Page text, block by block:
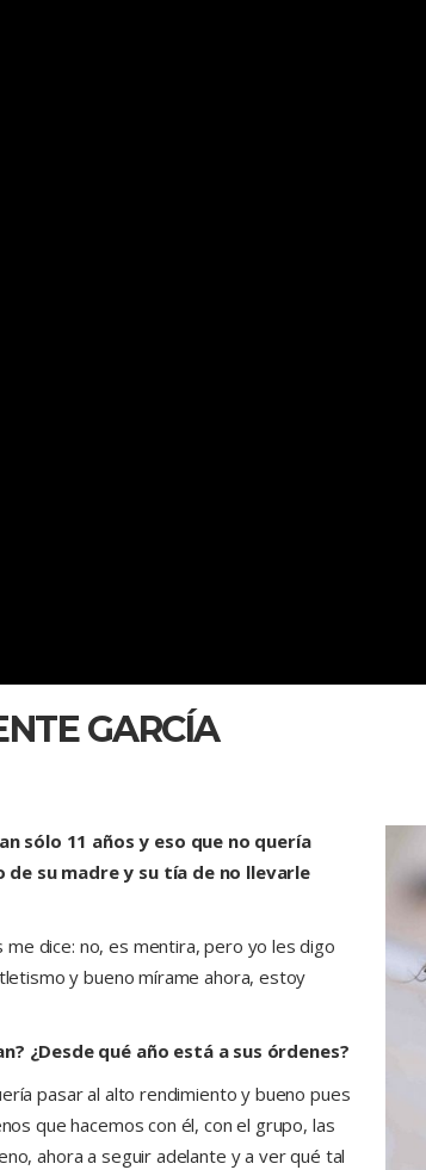
GARCÍA
sólo 11 años y eso que no quería
su madre y su tía de no llevarle
me dice: no, es mentira, pero yo les digo
y bueno mírame ahora, estoy
¿Desde qué año está a sus órdenes?
pasar al alto rendimiento y bueno pues
que hacemos con él, con el grupo, las
ahora a seguir adelante y a ver qué tal